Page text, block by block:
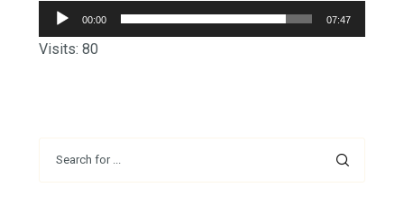
频
00:00 07:47
Visits: 80